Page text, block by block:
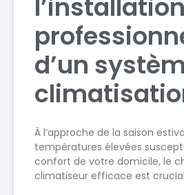
l’installation
d’un
À l’approche de la saison
températures élevées
confort de votre domicile, le
climatiseur efficace est